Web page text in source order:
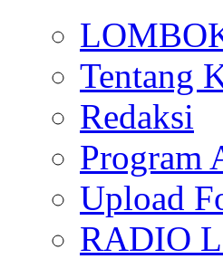
Tentang
Redaksi
Program
Upload
RADIO